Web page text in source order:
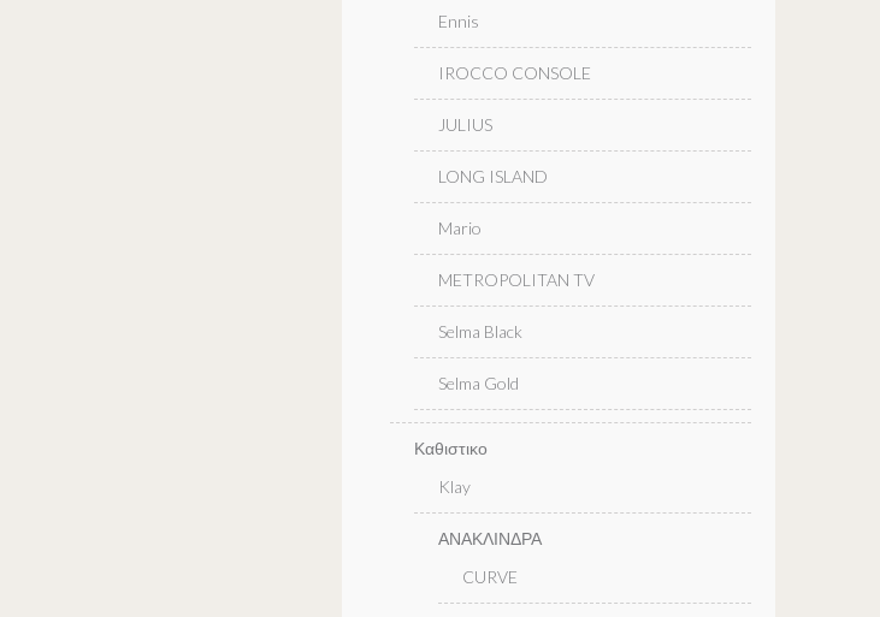
Ennis
IROCCO CONSOLE
JULIUS
LONG ISLAND
Mario
METROPOLITAN TV
Selma Black
Selma Gold
Καθιστικο
Klay
ΑΝΑΚΛΙΝΔΡΑ
CURVE